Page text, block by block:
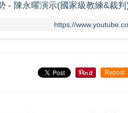
- 陳永曜演示(國家級教練&裁
https://
Repost